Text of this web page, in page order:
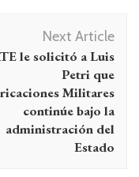
Next Article
le solicitó a Luis
Petri que
Militares
continúe bajo la
administración del
Estado